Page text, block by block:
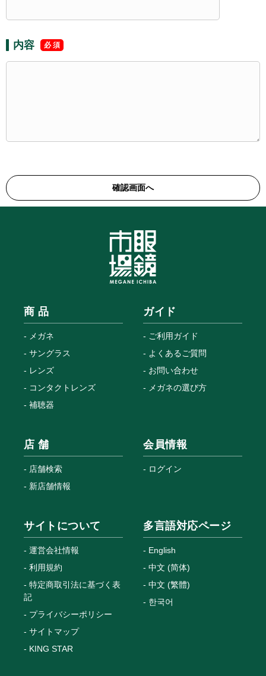
内容
商 品
メガネ
サングラス
レンズ
コンタクトレンズ
補聴器
ガイド
ご利用ガイド
よくあるご質問
お問い合わせ
メガネの選び方
店 舗
店舗検索
新店舗情報
会員情報
ログイン
サイトについて
運営会社情報
利用規約
特定商取引法に基づく表
記
プライバシーポリシー
サイトマップ
KING STAR
多言語対応ページ
English
中文 (简体)
中文 (繁體)
한국어